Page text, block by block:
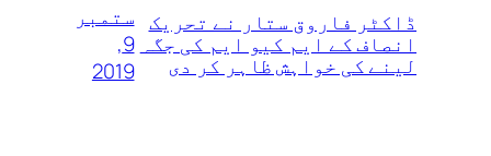
ڈاکٹر فاروق ستار نے تحریک
انصاف کے ایم کیو ایم کی جگہ
لینے کی خواہش ظاہر کر دی
ستمبر
9,
2019